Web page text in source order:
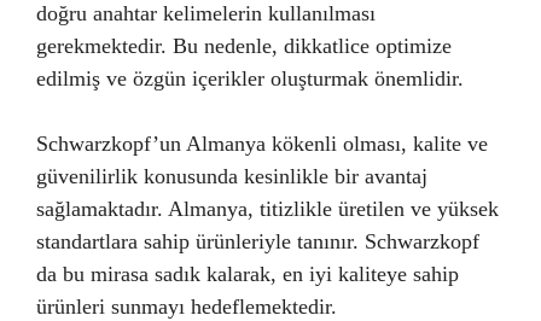
doğru anahtar kelimelerin kullanılması
gerekmektedir. Bu nedenle, dikkatlice optimize
edilmiş ve özgün içerikler oluşturmak önemlidir.
Schwarzkopf’un Almanya kökenli olması, kalite ve
güvenilirlik konusunda kesinlikle bir avantaj
sağlamaktadır. Almanya, titizlikle üretilen ve yüksek
standartlara sahip ürünleriyle tanınır. Schwarzkopf
da bu mirasa sadık kalarak, en iyi kaliteye sahip
ürünleri sunmayı hedeflemektedir.